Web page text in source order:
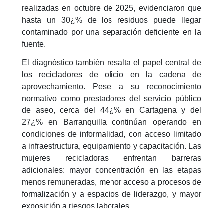
realizadas en octubre de 2025, evidenciaron que
hasta un 30¿% de los residuos puede llegar
contaminado por una separación deficiente en la
fuente.
El diagnóstico también resalta el papel central de
los recicladores de oficio en la cadena de
aprovechamiento. Pese a su reconocimiento
normativo como prestadores del servicio público
de aseo, cerca del 44¿% en Cartagena y del
27¿% en Barranquilla continúan operando en
condiciones de informalidad, con acceso limitado
a infraestructura, equipamiento y capacitación. Las
mujeres recicladoras enfrentan barreras
adicionales: mayor concentración en las etapas
menos remuneradas, menor acceso a procesos de
formalización y a espacios de liderazgo, y mayor
exposición a riesgos laborales.